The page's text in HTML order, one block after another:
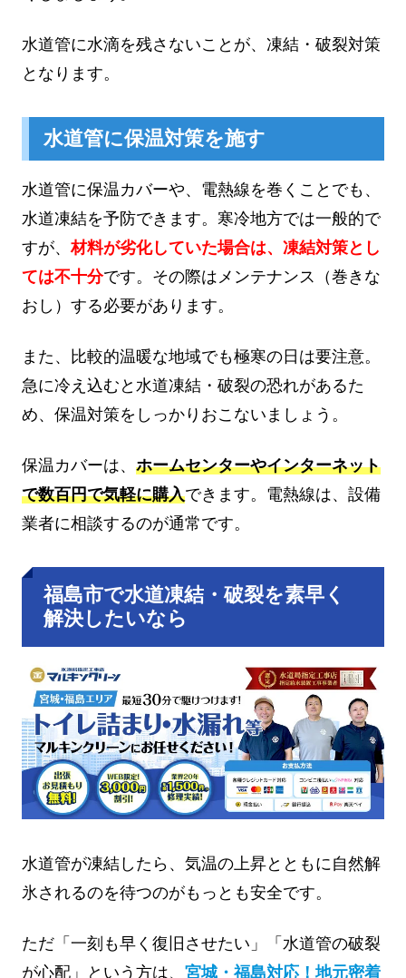
水道管に水滴を残さないことが、凍結・破裂対策
となります。
水道管に保温対策を施す
水道管に保温カバーや、電熱線を巻くことでも、
水道凍結を予防できます。寒冷地方では一般的で
すが、材料が劣化していた場合は、凍結対策とし
ては不十分です。その際はメンテナンス（巻きな
おし）する必要があります。
また、比較的温暖な地域でも極寒の日は要注意。
急に冷え込むと水道凍結・破裂の恐れがあるた
め、保温対策をしっかりおこないましょう。
保温カバーは、 ホームセンターやインターネット
で数百円で気軽に購入できます。電熱線は、設備
業者に相談するのが通常です。
福島市で水道凍結・破裂を素早く
解決したいなら
水道管が凍結したら、気温の上昇とともに自然解
氷されるのを待つのがもっとも安全です。
ただ「一刻も早く復旧させたい」「水道管の破裂
が心配」という方は、 宮城・福島対応！地元密着